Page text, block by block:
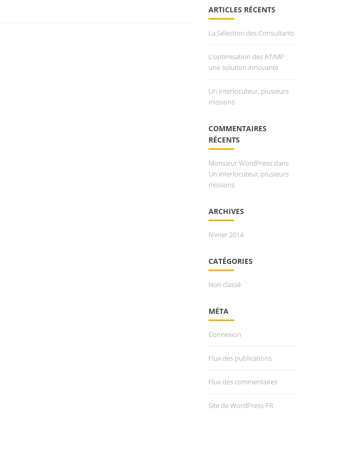
ARTICLES RÉCENTS
La Sélection des Consultants
L’optimisation des AT/MP :
une solution innovante
Un interlocuteur, plusieurs
missions
COMMENTAIRES
RÉCENTS
Monsieur WordPressdans
Un interlocuteur, plusieurs
missions
ARCHIVES
février 2014
CATÉGORIES
Non classé
MÉTA
Connexion
Flux des publications
Flux des commentaires
Site de WordPress-FR